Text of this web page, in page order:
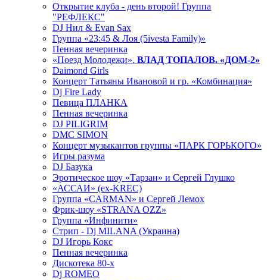
Открытие клуба - день второй! Группа
"РЕФЛЕКС"
DJ Нил & Evan Sax
Группа «23:45 & Лоя (5ivesta Family)»
Пенная вечеринка
«Поезд Молодежи». ВЛАД ТОПАЛОВ. «ДОМ-2»
Daimond Girls
Концерт Татьяны Ивановой и гр. «Комбинация»
Dj Fire Lady
Певица ПЛАНКА
Пенная вечеринка
DJ PILIGRIM
DMC SIMON
Концерт музыкантов группы «ПАРК ГОРЬКОГО»
Игры разума
DJ Базука
Эротическое шоу «Тарзан» и Сергей Глушко
«АССАИ» (ex-KREC)
Группа «CARMAN» и Сергей Лемох
Фрик-шоу «STRANA OZZ»
Группа «Инфинити»
Стрип - Dj MILANA (Украина)
DJ Игорь Кокс
Пенная вечеринка
Дискотека 80-х
Dj ROMEO